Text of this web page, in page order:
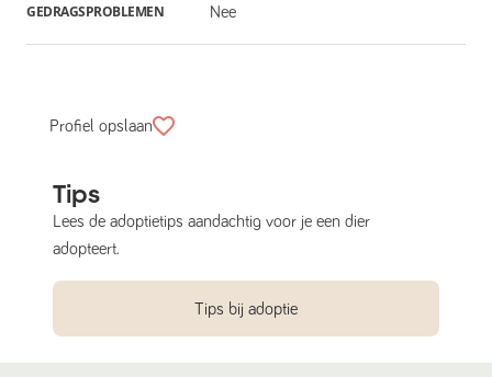
GEDRAGSPROBLEMEN Nee
Profiel opslaan
Tips
Lees de adoptietips aandachtig voor je een dier
adopteert.
Tips bij adoptie